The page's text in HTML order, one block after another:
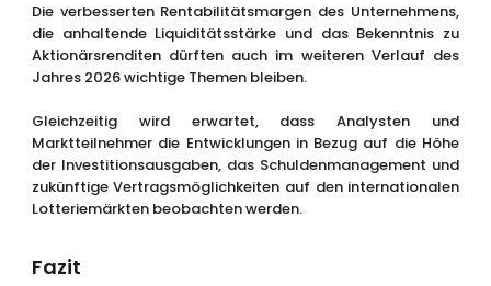
Die verbesserten Rentabilitätsmargen des Unternehmens,
die anhaltende Liquiditätsstärke und das Bekenntnis zu
Aktionärsrenditen dürften auch im weiteren Verlauf des
Jahres 2026 wichtige Themen bleiben.
Gleichzeitig wird erwartet, dass Analysten und
Marktteilnehmer die Entwicklungen in Bezug auf die Höhe
der Investitionsausgaben, das Schuldenmanagement und
zukünftige Vertragsmöglichkeiten auf den internationalen
Lotteriemärkten beobachten werden.
Fazit